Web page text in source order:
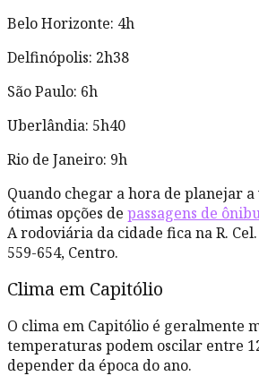
Belo Horizonte: 4h
Delfinópolis: 2h38
São Paulo: 6h
Uberlândia: 5h40
Rio de Janeiro: 9h
Quando chegar a hora de planejar
ótimas opções de passagens de
A rodoviária da cidade fica na R.
559-654, Centro.
Clima em Capitólio
O clima em Capitólio é geralmente
temperaturas podem oscilar entre
depender da época do ano.